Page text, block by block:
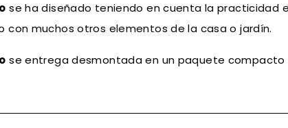
se ha diseñado teniendo en cuenta la practicidad
con muchos otros elementos de la casa o jardín.
se entrega desmontada en un paquete compacto